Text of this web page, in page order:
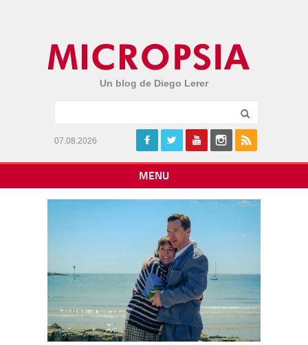
Un blog de Diego Lerer
07.08.2026
MENU